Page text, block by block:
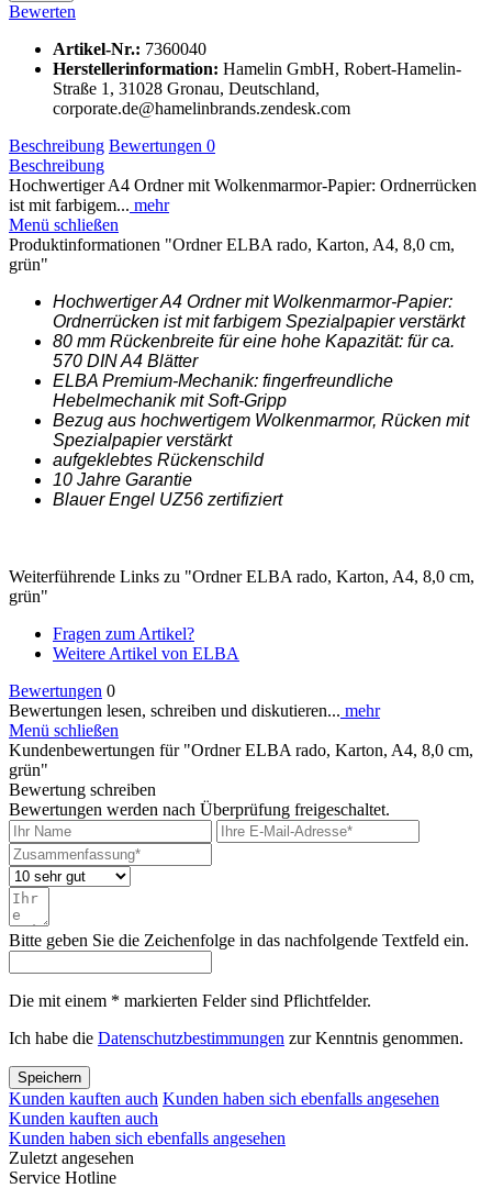
Bewerten
Artikel-Nr.: 7360040
Herstellerinformation: Hamelin GmbH, Robert-Hamelin-
Straße 1, 31028 Gronau, Deutschland,
corporate.de@hamelinbrands.zendesk.com
Beschreibung Bewertungen 0
Beschreibung
Hochwertiger A4 Ordner mit Wolkenmarmor-Papier: Ordnerrücken
ist mit farbigem... mehr
Menü schließen
Produktinformationen "Ordner ELBA rado, Karton, A4, 8,0 cm,
grün"
Hochwertiger A4 Ordner mit Wolkenmarmor-Papier:
Ordnerrücken ist mit farbigem Spezialpapier verstärkt
80 mm Rückenbreite für eine hohe Kapazität: für ca.
570 DIN A4 Blätter
ELBA Premium-Mechanik: fingerfreundliche
Hebelmechanik mit Soft-Gripp
Bezug aus hochwertigem Wolkenmarmor, Rücken mit
Spezialpapier verstärkt
aufgeklebtes Rückenschild
10 Jahre Garantie
Blauer Engel UZ56 zertifiziert
Weiterführende Links zu "Ordner ELBA rado, Karton, A4, 8,0 cm,
grün"
Fragen zum Artikel?
Weitere Artikel von ELBA
Bewertungen 0
Bewertungen lesen, schreiben und diskutieren... mehr
Menü schließen
Kundenbewertungen für "Ordner ELBA rado, Karton, A4, 8,0 cm,
grün"
Bewertung schreiben
Bewertungen werden nach Überprüfung freigeschaltet.
Bitte geben Sie die Zeichenfolge in das nachfolgende Textfeld ein.
Die mit einem * markierten Felder sind Pflichtfelder.
Ich habe die Datenschutzbestimmungen zur Kenntnis genommen.
Speichern
Kunden kauften auch Kunden haben sich ebenfalls angesehen
Kunden kauften auch
Kunden haben sich ebenfalls angesehen
Zuletzt angesehen
Service Hotline